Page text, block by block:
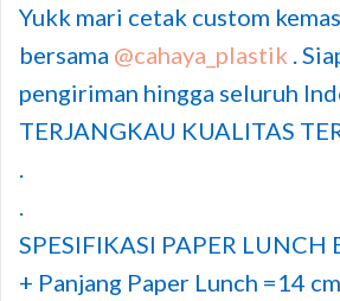
Yukk mari cetak custom
bersama @cahaya_plastik .
pengiriman hingga seluruh
TERJANGKAU KUALITAS
.
.
SPESIFIKASI PAPER LUNCH
+ Panjang Paper Lunch =14 cm